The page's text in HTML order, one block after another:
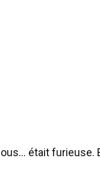
était furieuse.